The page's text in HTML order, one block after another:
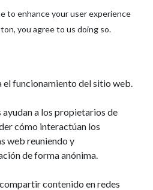
to enhance your user experience
you agree to us doing so.
el funcionamiento del sitio web.
a los propietarios de
cómo interactúan los
web reuniendo y
de forma anónima.
contenido en redes